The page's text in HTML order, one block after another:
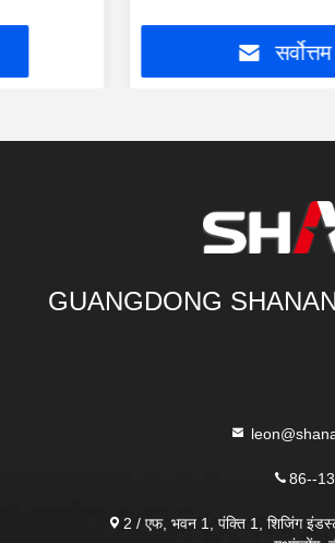
GUANGDONG
86--
2 / एफ, भवन 1, पंक्ति 1, शिजिंग